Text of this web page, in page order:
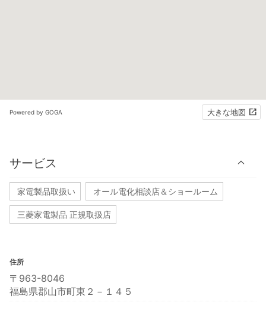
Powered by GOGA 大きな地図
サービス
家電製品取扱い オール電化相談店＆ショールーム
三菱家電製品 正規取扱店
住所
〒963-8046
福島県郡山市町東２－１４５